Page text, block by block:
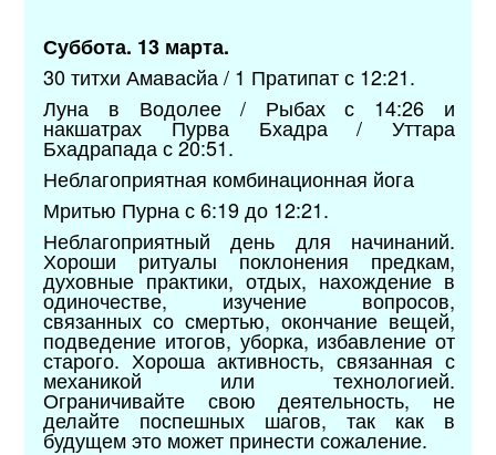
Суббота. 13 марта.
30 титхи Амавасйа / 1 Пратипат с 12:21.
Луна в Водолее / Рыбах с 14:26 и
накшатрах Пурва Бхадра / Уттара
Бхадрапада с 20:51.
Неблагоприятная комбинационная йога
Мритью Пурна с 6:19 до 12:21.
Неблагоприятный день для начинаний.
Хороши ритуалы поклонения предкам,
духовные практики, отдых, нахождение в
одиночестве, изучение вопросов,
связанных со смертью, окончание вещей,
подведение итогов, уборка, избавление от
старого. Хороша активность, связанная с
механикой или технологией.
Ограничивайте свою деятельность, не
делайте поспешных шагов, так как в
будущем это может принести сожаление.